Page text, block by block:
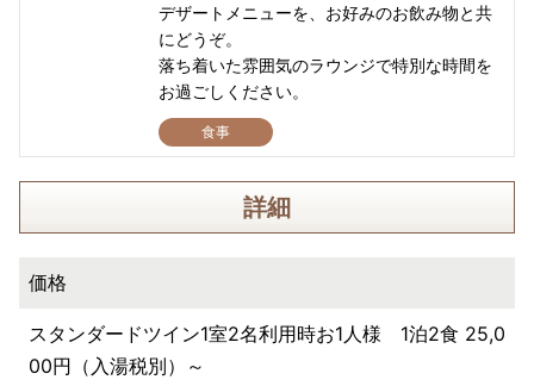
デザートメニューを、お好みのお飲み物と共
にどうぞ。
落ち着いた雰囲気のラウンジで特別な時間を
お過ごしください。
食事
詳細
価格
スタンダードツイン1室2名利用時お1人様 1泊2食 25,0
00円（入湯税別）～